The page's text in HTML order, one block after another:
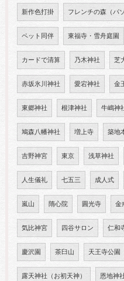
新作色打掛 フレンチの森（パ
ペット同伴 東福寺・雪舟庭園
カードで清算 乃木神社 芝
赤坂氷川神社 愛宕神社 金
東郷神社 根津神社 牛嶋神
鳩森八幡神社 増上寺 築地
吉野神宮 東京 浅草神社
人生儀礼 七五三 成人式
嵐山 隋心院 圓光寺 金
気比神宮 四谷サロン 仁和
慶沢園 茶臼山 天王寺公園
露天神社（お初天神） 恩地神